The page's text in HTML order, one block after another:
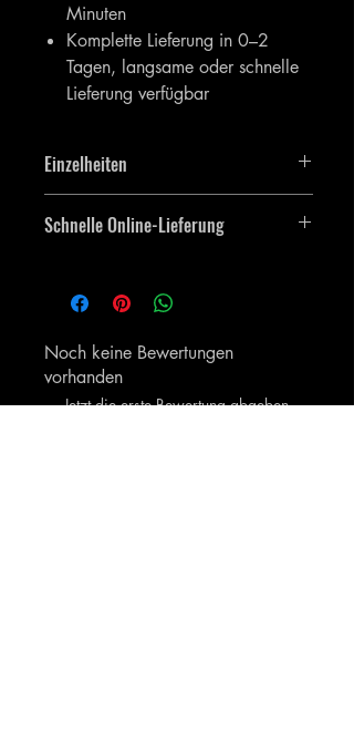
Minuten
Komplette Lieferung in 0–2
Tagen, langsame oder schnelle
Lieferung verfügbar
Einzelheiten
Follower.
Schnelle Online-Lieferung
wirksam. Die Lieferung der Bestellung
erfolgt direkt nach der Fertigstellung.
Noch keine Bewertungen
vorhanden
Jetzt die erste Bewertung abgeben.